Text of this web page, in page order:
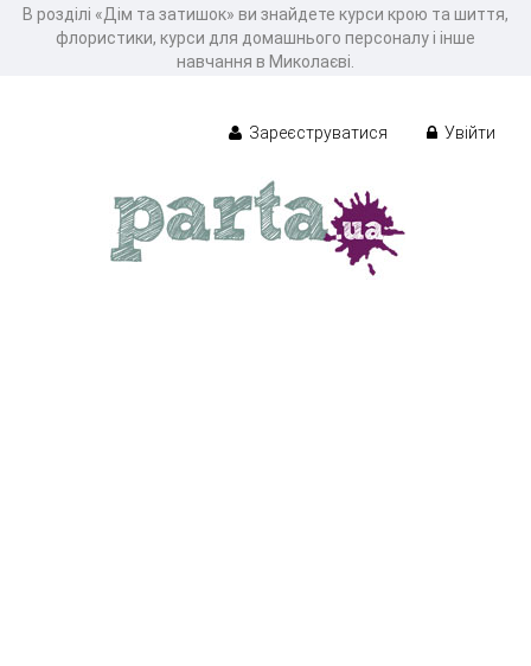
В розділі «Дім та затишок» ви знайдете курси крою та шиття,
флористики, курси для домашнього персоналу і інше
навчання в Миколаєві.
Зареєструватися Увійти